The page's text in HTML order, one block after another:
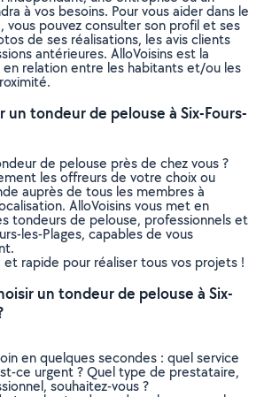
à vos besoins. Pour vous aider dans le
vous pouvez consulter son profil et ses
de ses réalisations, les avis clients
antérieures. AlloVoisins est la
relation entre les habitants et/ou les
tondeur de pelouse à Six-Fours-
de pelouse près de chez vous ?
les offreurs de votre choix ou
auprès de tous les membres à
AlloVoisins vous met en
tondeurs de pelouse, professionnels et
les-Plages, capables de vous
et rapide pour réaliser tous vos projets !
un tondeur de pelouse à Six-
en quelques secondes : quel service
ce urgent ? Quel type de prestataire,
souhaitez-vous ?